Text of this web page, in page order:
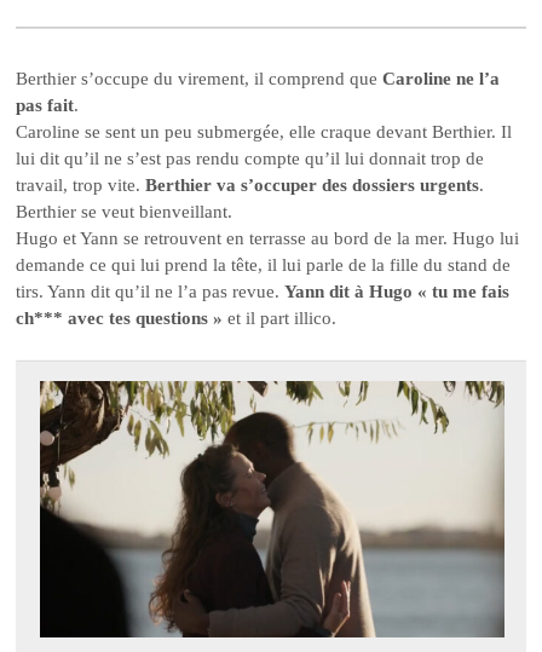
Berthier s’occupe du virement, il comprend queCaroline ne l’a
pas fait.
Caroline se sent un peu submergée, elle craque devant Berthier. Il
lui dit qu’il ne s’est pas rendu compte qu’il lui donnait trop de
travail, trop vite.Berthier va s’occuper des dossiers urgents.
Berthier se veut bienveillant.
Hugo et Yann se retrouvent en terrasse au bord de la mer. Hugo lui
demande ce qui lui prend la tête, il lui parle de la fille du stand de
tirs. Yann dit qu’il ne l’a pas revue.Yann dit à Hugo « tu me fais
ch*** avec tes questions » et il part illico.